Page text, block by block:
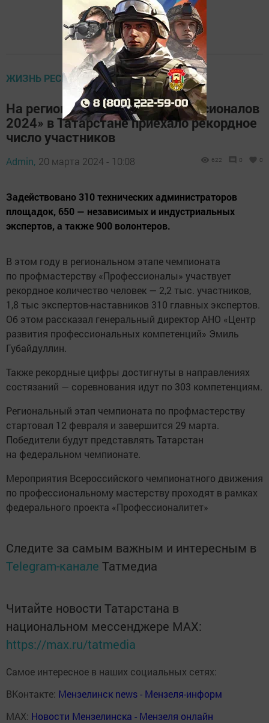
ЖИЗНЬ РЕСПУБЛИКИ
На региональный этап «Профессионалов
2024» в Татарстане приехало рекордное
число участников
Admin, 20 марта 2024 - 10:08 622 0 0
Задействовано 310 технических администраторов
площадок, 650 — независимых и индустриальных
экспертов, а также 900 волонтеров.
В этом году в региональном этапе чемпионата
по профмастерству «Профессионалы» участвует
рекордное количество человек — 2,2 тыс. участников,
1,8 тыс экспертов-наставников 310 главных экспертов.
Об этом рассказал генеральный директор АНО «Центр
развития профессиональных компетенций» Эмиль
Губайдуллин.
Также рекордные цифры достигнуты в направлениях
состязаний — соревнования идут по 303 компетенциям.
Региональный этап чемпионата по профмастерству
стартовал 12 февраля и завершится 29 марта.
Победители будут представлять Татарстан
на федеральном чемпионате.
Мероприятия Всероссийского чемпионатного движения
по профессиональному мастерству проходят в рамках
федерального проекта «Профессионалитет»
Следите за самым важным и интересным в
Telegram-канале Татмедиа
Читайте новости Татарстана в
национальном мессенджере MАХ:
https://max.ru/tatmedia
Самое интересное в наших социальных сетях:
ВКонтакте: Мензелинск news - Мензеля-информ
MAX: Новости Мензелинска - Мензеля онлайн